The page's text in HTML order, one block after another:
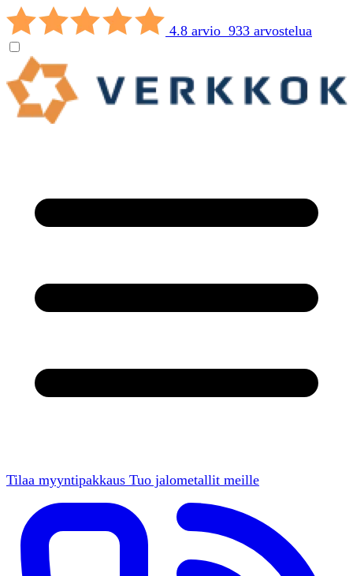
4.8 arvio 933 arvostelua
Tilaa myyntipakkaus Tuo jalometallit meille